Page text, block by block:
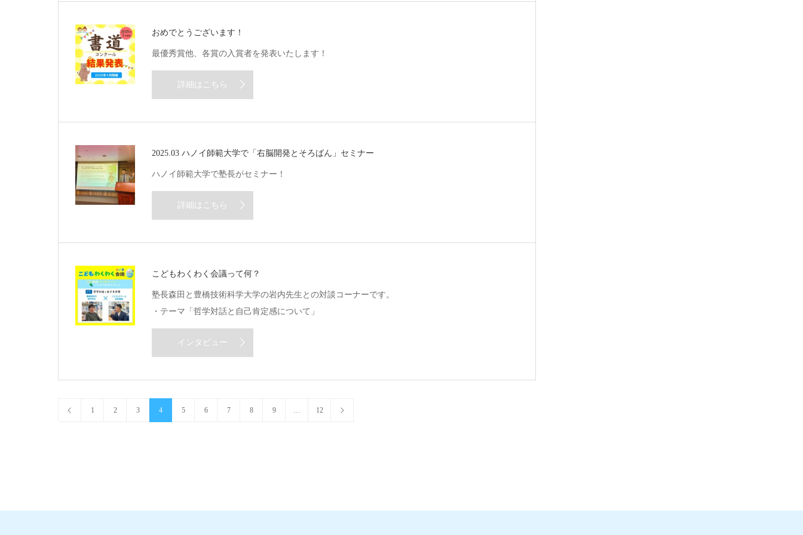
おめでとうございます！
最優秀賞他、各賞の入賞者を発表いたします！
詳細はこちら
2025.03 ハノイ師範大学で「右脳開発とそろばん」セミナー
ハノイ師範大学で塾長がセミナー！
詳細はこちら
こどもわくわく会議って何？
塾長森田と豊橋技術科学大学の岩内先生との対談コーナーです。
・テーマ「哲学対話と自己肯定感について」
インタビュー
1 2 3 4 5 6 7 8 9 … 12